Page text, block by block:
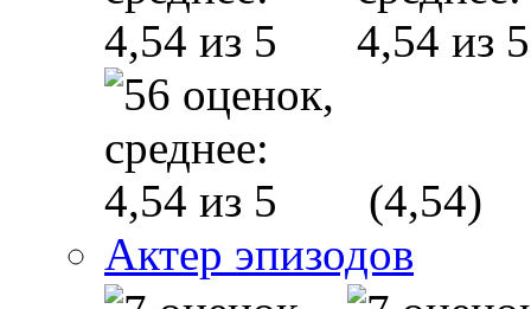
(4,54)
Актер эпизодов